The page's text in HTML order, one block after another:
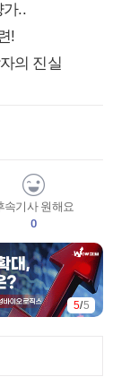
가..
!
의 진실
속기사 원해요
0
5/5